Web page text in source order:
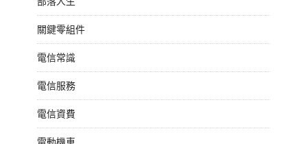
關鍵零組件
電信常識
電信服務
電信資費